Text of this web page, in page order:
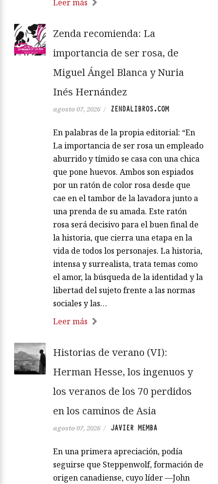
Leer más
Zenda recomienda: La
importancia de ser rosa, de
Miguel Ángel Blanca y Nuria
Inés Hernández
agosto 07, 2026 / ZENDALIBROS.COM
En palabras de la propia editorial: “En
La importancia de ser rosa un empleado
aburrido y tímido se casa con una chica
que pone huevos. Ambos son espiados
por un ratón de color rosa desde que
cae en el tambor de la lavadora junto a
una prenda de su amada. Este ratón
rosa será decisivo para el buen final de
la historia, que cierra una etapa en la
vida de todos los personajes. La historia,
intensa y surrealista, trata temas como
el amor, la búsqueda de la identidad y la
libertad del sujeto frente a las normas
sociales y las…
Leer más
Historias de verano (VI):
Herman Hesse, los ingenuos y
los veranos de los 70 perdidos
en los caminos de Asia
agosto 07, 2026 / JAVIER MEMBA
En una primera apreciación, podía
seguirse que Steppenwolf, formación de
origen canadiense, cuyo líder —John